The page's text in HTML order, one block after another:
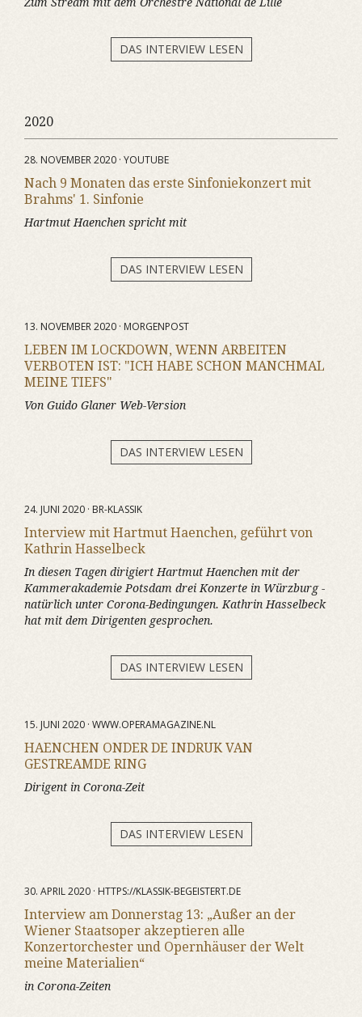
DAS INTERVIEW LESEN
2020
28. NOVEMBER 2020 · YOUTUBE
Nach 9 Monaten das erste Sinfoniekonzert mit
Brahms' 1. Sinfonie
Hartmut Haenchen spricht mit
DAS INTERVIEW LESEN
13. NOVEMBER 2020 · MORGENPOST
LEBEN IM LOCKDOWN, WENN ARBEITEN
VERBOTEN IST: "ICH HABE SCHON MANCHMAL
MEINE TIEFS"
Von Guido Glaner Web-Version
DAS INTERVIEW LESEN
24. JUNI 2020 · BR-KLASSIK
Interview mit Hartmut Haenchen, geführt von
Kathrin Hasselbeck
In diesen Tagen dirigiert Hartmut Haenchen mit der
Kammerakademie Potsdam drei Konzerte in Würzburg -
natürlich unter Corona-Bedingungen. Kathrin Hasselbeck
hat mit dem Dirigenten gesprochen.
DAS INTERVIEW LESEN
15. JUNI 2020 · WWW.OPERAMAGAZINE.NL
HAENCHEN ONDER DE INDRUK VAN
GESTREAMDE RING
Dirigent in Corona-Zeit
DAS INTERVIEW LESEN
30. APRIL 2020 · HTTPS://KLASSIK-BEGEISTERT.DE
Interview am Donnerstag 13: „Außer an der
Wiener Staatsoper akzeptieren alle
Konzertorchester und Opernhäuser der Welt
meine Materialien“
in Corona-Zeiten